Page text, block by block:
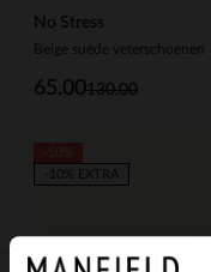
No Stress
Beige suède veterschoenen
130.00
65.00
-10% EXTRA